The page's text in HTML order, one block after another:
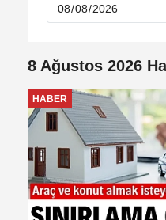
8 Ağustos 2026
HABER